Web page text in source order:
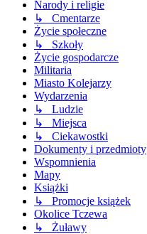
Narody i religie
↳ Cmentarze
Życie społeczne
↳ Szkoły
Życie gospodarcze
Militaria
Miasto Kolejarzy
Wydarzenia
↳ Ludzie
↳ Miejsca
↳ Ciekawostki
Dokumenty i przedmioty
Wspomnienia
Mapy
Książki
↳ Promocje książek
Okolice Tczewa
↳ Żuławy